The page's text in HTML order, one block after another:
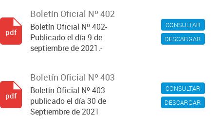
CONSULTAR
DESCARGAR
Boletín Oficial Nº 402
Boletín Oficial Nº 402-
Publicado el día 9 de
septiembre de 2021.-
pdf
CONSULTAR
DESCARGAR
Boletín Oficial Nº 403
Boletín Oficial Nº 403
publicado el día 30 de
Septiembre de 2021
pdf